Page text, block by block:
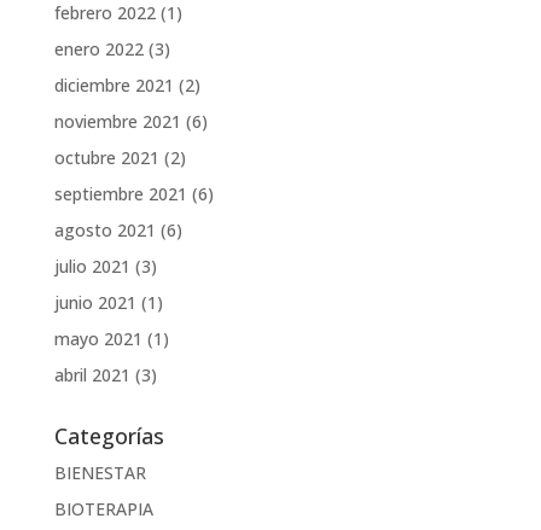
febrero 2022(1)
enero 2022(3)
diciembre 2021 (2)
noviembre 2021 (6)
octubre 2021 (2)
septiembre 2021 (6)
agosto 2021 (6)
julio 2021 (3)
junio 2021 (1)
mayo 2021 (1)
abril 2021 (3)
Categorías
BIENESTAR
BIOTERAPIA